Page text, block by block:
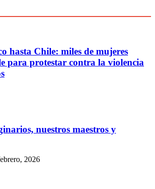
hasta Chile: miles de mujeres
para protestar contra la violencia
nuestros maestros y
2026